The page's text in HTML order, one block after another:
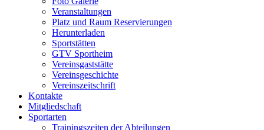
Veranstaltungen
Platz und Raum Reservierungen
Herunterladen
Sportstätten
GTV Sportheim
Vereinsgaststätte
Vereinsgeschichte
Vereinszeitschrift
Kontakte
Mitgliedschaft
Sportarten
Trainingszeiten der Abteilungen